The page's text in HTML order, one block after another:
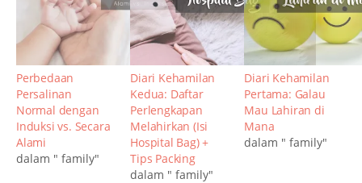
Perbedaan
Persalinan
Normal dengan
Induksi vs. Secara
Alami
dalam " family"
Diari Kehamilan
Kedua: Daftar
Perlengkapan
Melahirkan (Isi
Hospital Bag) +
Tips Packing
dalam " family"
Diari Kehamilan
Pertama: Galau
Mau Lahiran di
Mana
dalam " family"